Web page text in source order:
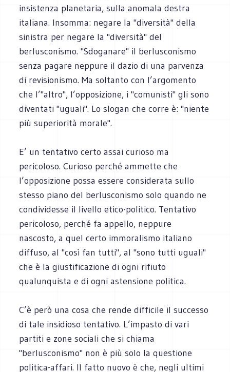
insistenza planetaria, sulla anomala destra
italiana. Insomma: negare la "diversità" della
sinistra per negare la "diversità" del
berlusconismo. "Sdoganare" il berlusconismo
senza pagare neppure il dazio di una parvenza
di revisionismo. Ma soltanto con l’argomento
che l’"altro", l’opposizione, i "comunisti" gli sono
diventati "uguali". Lo slogan che corre è: "niente
più superiorità morale".
E’ un tentativo certo assai curioso ma
pericoloso. Curioso perché ammette che
l’opposizione possa essere considerata sullo
stesso piano del berlusconismo solo quando ne
condividesse il livello etico-politico. Tentativo
pericoloso, perché fa appello, neppure
nascosto, a quel certo immoralismo italiano
diffuso, al "così fan tutti", al "sono tutti uguali"
che è la giustificazione di ogni rifiuto
qualunquista e di ogni astensione politica.
C’è però una cosa che rende difficile il successo
di tale insidioso tentativo. L’impasto di vari
partiti e zone sociali che si chiama
"berlusconismo" non è più solo la questione
politica-affari. Il fatto nuovo è che, negli ultimi